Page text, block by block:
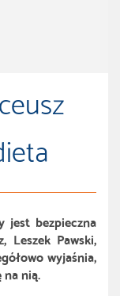
jest bezpieczna
Leszek Pawski,
wyjaśnia,
nią.